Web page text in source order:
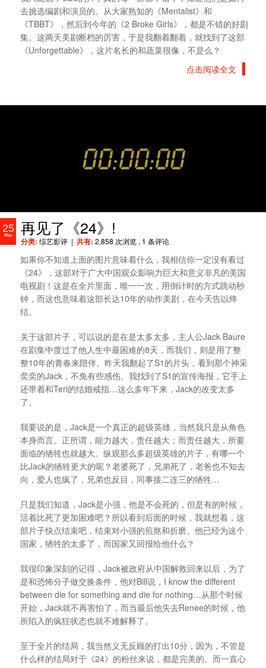
去挑选编剧和演员的。从大家熟知的《Mentalist》和
《TBBT》，然后到今年的《2 Broke Girls》，都是不错的好剧
集。这两天美剧断档的厉害，于是我翻着翻着，就找到了这部
《Unforgettable》，这片名长的和蔬菜很像，不是么？
点击阅读全文
25
May 再见了《24》!
分类: 综艺影评 | 共有: 2,858 次浏览 , 1 条评论
如果你不知道上面的图片意味着什么，我相信你一定没有看过
《24》，这部对于广大中国观众影响力巨大和意义非凡的美国
电视剧！这是在全片里面，唯一一次，用倒计时的方式跳动秒
钟，而这也意味着这部长达10年的动作美剧，在今天告以终
结。
关于这部片子，可以说的是在是太多太多，主人公Jack Baure
在剧集中度过了他人生中最困难的8天，而我们，则是用了整
整10年的青春来陪伴。昨天我翻起了S1的片头，看到那个神采
奕奕的Jack，不免有些感伤。我找到了S1的宣传海报，它手上
还带着和Teri的结婚戒指…这么多年下来，Jack的改变太多
了。
我要说的是，Jack是一个真正的超级英雄，当然我只是从角色
本身而言。正所谓，能力越大，责任越大；而责任越大，所要
面临的牺牲也就越大。纵观那么多超级英雄的片子，有哪一个
比Jack的牺牲更大的呢？老婆死了，兄弟死了，老爸也不知去
向，爱人也疯了，兄弟也反目，同事接二连三的牺牲…
只是我们知道，Jack是小强，他是不会死的，但是有的时候，
活着比死了更加困难吧？所以看到后面的时候，我就想着，这
部片子快点结束吧，结束对小强的煎熬和折磨。他已经为这个
国家，牺牲的太多了，而国家又回报给他什么？
我很印象深刻的记得，Jack被政府从中国解救回来以后，为了
是和恐怖分子做交换条件，他对Bill说，I know the different
between die for something and die for nothing…从那个时候
开始，Jack就不再害怕了，而当最后他失去Renee的时候，他
所陷入的疯狂状态也就不难解释了。
至于全片的结局，我当然义无反顾的打出10分，因为，不管是
什么样的结局对于《24》的粉丝来说，都是完美的。而一直心